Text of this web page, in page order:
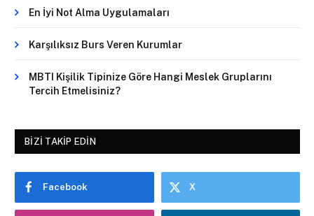
En İyi Not Alma Uygulamaları
Karşılıksız Burs Veren Kurumlar
MBTI Kişilik Tipinize Göre Hangi Meslek Gruplarını
Tercih Etmelisiniz?
BIZI TAKIP EDIN
Facebook X